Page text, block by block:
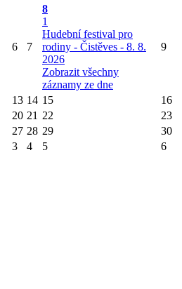
6 7
8
1
Hudební festival pro
rodiny - Čistěves - 8. 8.
2026
Zobrazit všechny
záznamy ze dne
9
13 14 15
16
20 21 22
23
27 28 29
30
3 4 5 6